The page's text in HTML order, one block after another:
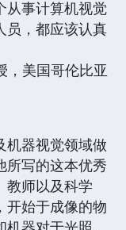
从事计算机视觉
员，都应该认真
美国哥伦比亚
器视觉领域做
所写的这本优秀
教师以及科学
开始于成像的物